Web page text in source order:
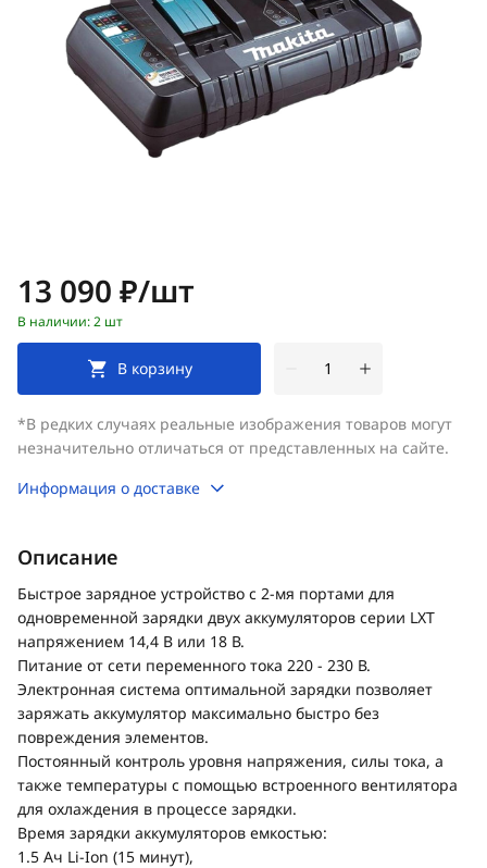
Цена:
13 090 ₽/шт
В наличии: 2 шт
В корзину
*В редких случаях реальные изображения товаров могут
незначительно отличаться от представленных на сайте.
Информация о доставке
Описание
Быстрое зарядное устройство c 2-мя портами для
одновременной зарядки двух аккумуляторов серии LXT
напряжением 14,4 В или 18 В.
Питание от сети переменного тока 220 - 230 В.
Электронная система оптимальной зарядки позволяет
заряжать аккумулятор максимально быстро без
повреждения элементов.
Постоянный контроль уровня напряжения, силы тока, а
также температуры с помощью встроенного вентилятора
для охлаждения в процессе зарядки.
Время зарядки аккумуляторов емкостью:
1.5 Ач Li-Ion (15 минут),